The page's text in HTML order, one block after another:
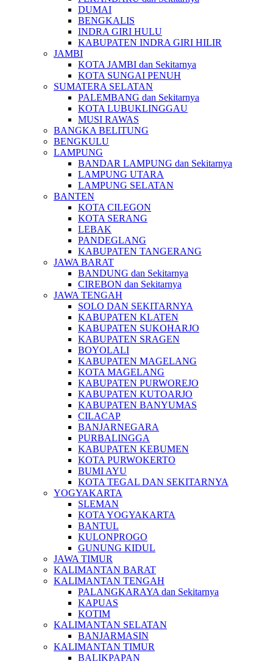
DUMAI
BENGKALIS
INDRA GIRI HULU
KABUPATEN INDRA GIRI HILIR
JAMBI
KOTA JAMBI dan Sekitarnya
KOTA SUNGAI PENUH
SUMATERA SELATAN
PALEMBANG dan Sekitarnya
KOTA LUBUKLINGGAU
MUSI RAWAS
BANGKA BELITUNG
BENGKULU
LAMPUNG
BANDAR LAMPUNG dan Sekitarnya
LAMPUNG UTARA
LAMPUNG SELATAN
BANTEN
KOTA CILEGON
KOTA SERANG
LEBAK
PANDEGLANG
KABUPATEN TANGERANG
JAWA BARAT
BANDUNG dan Sekitarnya
CIREBON dan Sekitarnya
JAWA TENGAH
SOLO DAN SEKITARNYA
KABUPATEN KLATEN
KABUPATEN SUKOHARJO
KABUPATEN SRAGEN
BOYOLALI
KABUPATEN MAGELANG
KOTA MAGELANG
KABUPATEN PURWOREJO
KABUPATEN KUTOARJO
KABUPATEN BANYUMAS
CILACAP
BANJARNEGARA
PURBALINGGA
KABUPATEN KEBUMEN
KOTA PURWOKERTO
BUMI AYU
KOTA TEGAL DAN SEKITARNYA
YOGYAKARTA
SLEMAN
KOTA YOGYAKARTA
BANTUL
KULONPROGO
GUNUNG KIDUL
JAWA TIMUR
KALIMANTAN BARAT
KALIMANTAN TENGAH
PALANGKARAYA dan Sekitarnya
KAPUAS
KOTIM
KALIMANTAN SELATAN
BANJARMASIN
KALIMANTAN TIMUR
BALIKPAPAN